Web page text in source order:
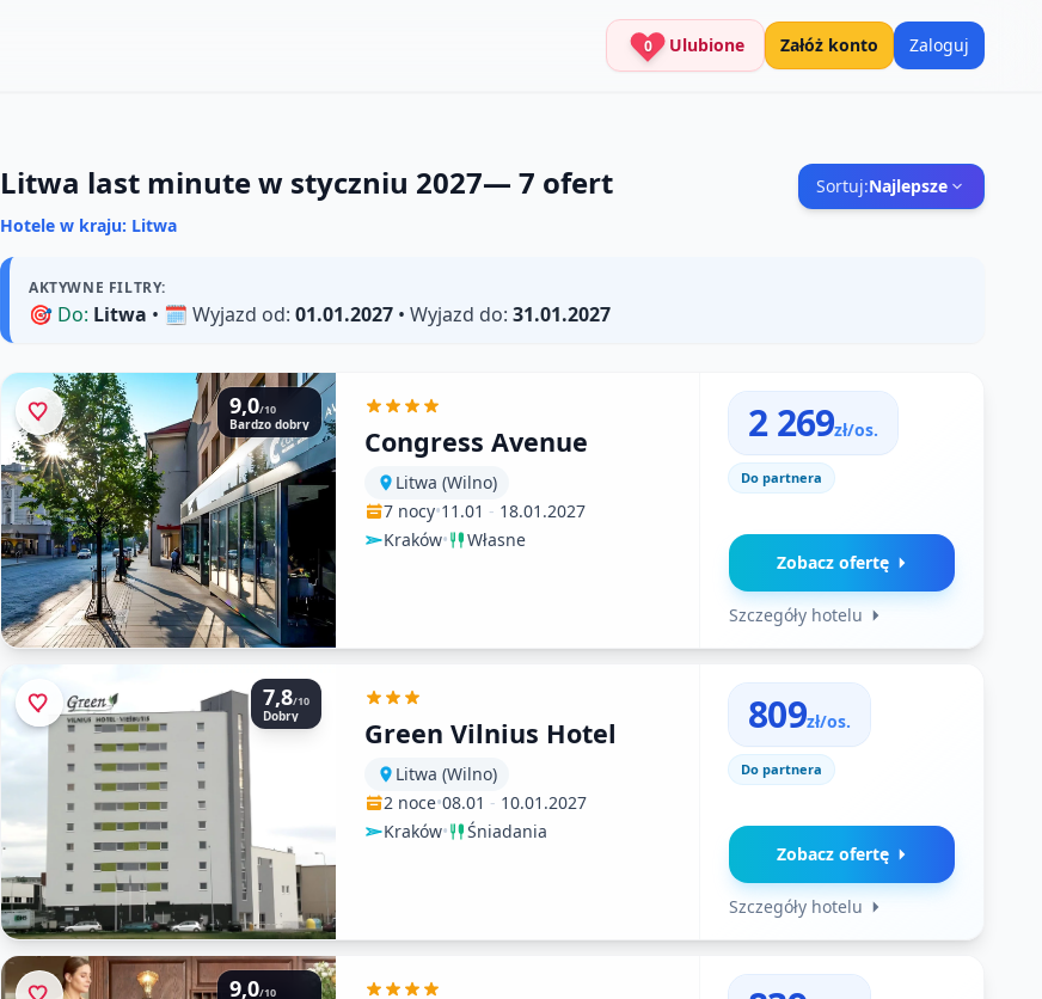
0 Ulubione Załóż konto Zaloguj
Litwa last minute w styczniu 2027— 7 ofert Sortuj:Najlepsze
Hotele w kraju: Litwa
AKTYWNE FILTRY:
🎯 Do: Litwa • 🗓️ Wyjazd od: 01.01.2027 • Wyjazd do: 31.01.2027
9,0/10
Bardzo dobry Congress Avenue
Litwa (Wilno)
7 nocy•11.01 - 18.01.2027
Kraków• Własne
2 269zł/os.
Do partnera
Zobacz ofertę
Szczegóły hotelu
7,8/10
Dobry Green Vilnius Hotel
Litwa (Wilno)
2 noce•08.01 - 10.01.2027
Kraków• Śniadania
809zł/os.
Do partnera
Zobacz ofertę
Szczegóły hotelu
9,0/10